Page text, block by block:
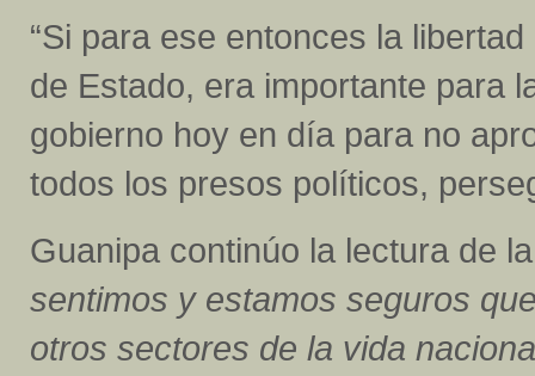
“Si para ese entonces la
de Estado, era importante para
gobierno hoy en día para no
todos los presos políticos,
Guanipa continúo la lectura de
sentimos y estamos seguros
otros sectores de la vida